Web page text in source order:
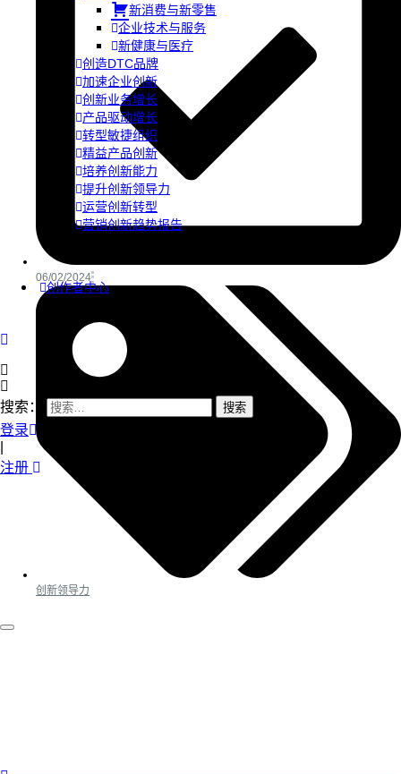
新消费与新零售
企业技术与服务
新健康与医疗
创造DTC品牌
加速企业创新
创新业务增长
产品驱动增长
转型敏捷组织
精益产品创新
培养创新能力
提升创新领导力
运营创新转型
营销创新趋势报告
创作者中心
搜索：
登录
注册
06/02/2024
创新领导力